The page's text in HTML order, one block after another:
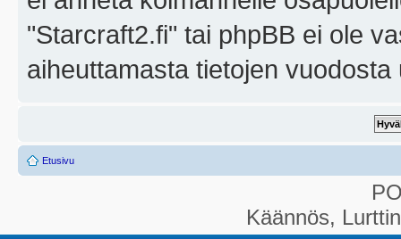
"Starcraft2.fi" tai phpBB ei ole
aiheuttamasta tietojen
Etusivu
Käännös,